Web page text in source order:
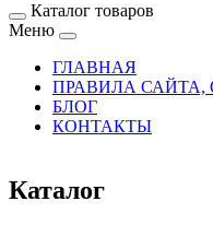
Каталог товаров
Меню
ГЛАВНАЯ
ПРАВИЛА САЙТА,
БЛОГ
КОНТАКТЫ
Каталог